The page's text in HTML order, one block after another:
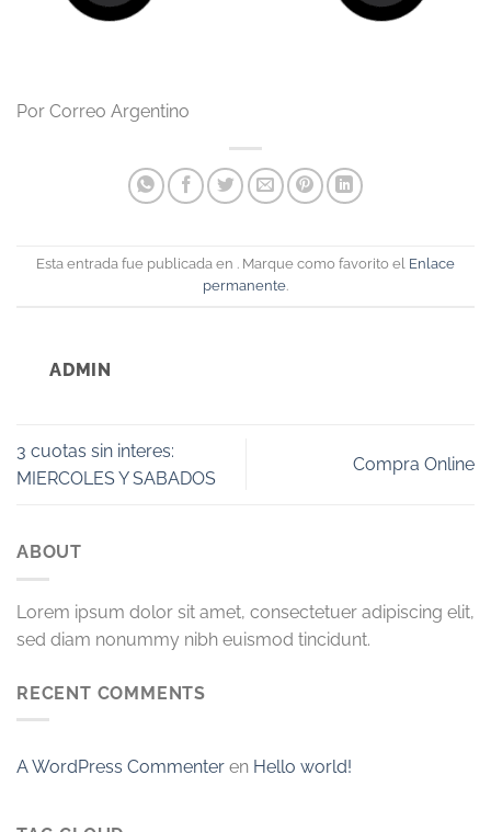
Por Correo Argentino
Esta entrada fue publicada en . Marque como favorito el Enlace
permanente
ADMIN
3 cuotas sin interes:
MIERCOLES Y SABADOS
Compra Online
ABOUT
Lorem ipsum dolor sit amet, consectetuer adipiscing elit,
sed diam nonummy nibh euismod tincidunt.
RECENT COMMENTS
A WordPress Commenter en Hello world!